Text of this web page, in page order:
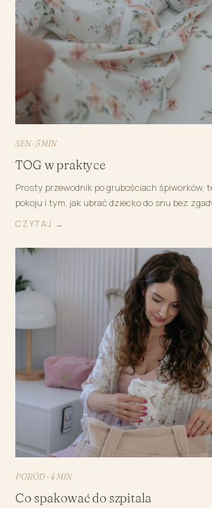
SEN · 5 MIN
TOG w praktyce
Prosty przewodnik po grubościach śpiworków,
pokoju i tym, jak ubrać dziecko do snu bez
CZYTAJ →
PORÓD · 4 MIN
Co spakować do szpitala